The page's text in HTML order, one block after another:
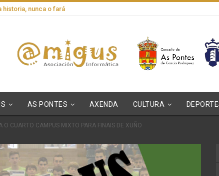
nunca o fará
AS PONTES AXENDA CULTURA
O CUARTO CAMPUS MIXTO PARA FINAIS DE XUÑO